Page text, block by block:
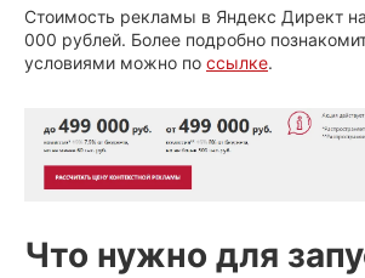
Стоимость рекламы в Яндекс Директ
000 рублей. Более подробно
условиями можно по ссылке.
Что нужно для